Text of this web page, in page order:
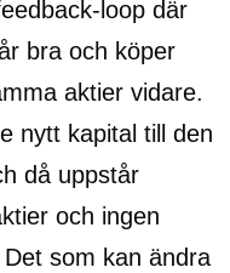
loop där
bra och köper
aktier vidare.
nytt kapital till den
då uppstår
och ingen
som kan ändra